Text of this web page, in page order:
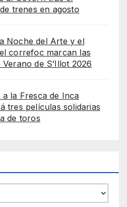
trenes en agosto
Noche del Arte y el
correfoc marcan las
Verano de S’Illot 2026
a la Fresca de Inca
tres películas solidarias
de toros